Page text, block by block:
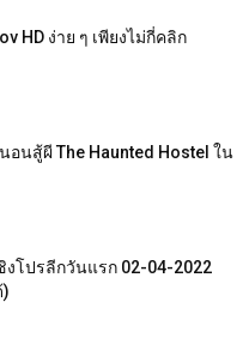
HD ง่าย ๆ เพียงไม่กี่คลิก
อนสู้ผี The Haunted Hostel ใน
งโปรลีกวันแรก 02-04-2022